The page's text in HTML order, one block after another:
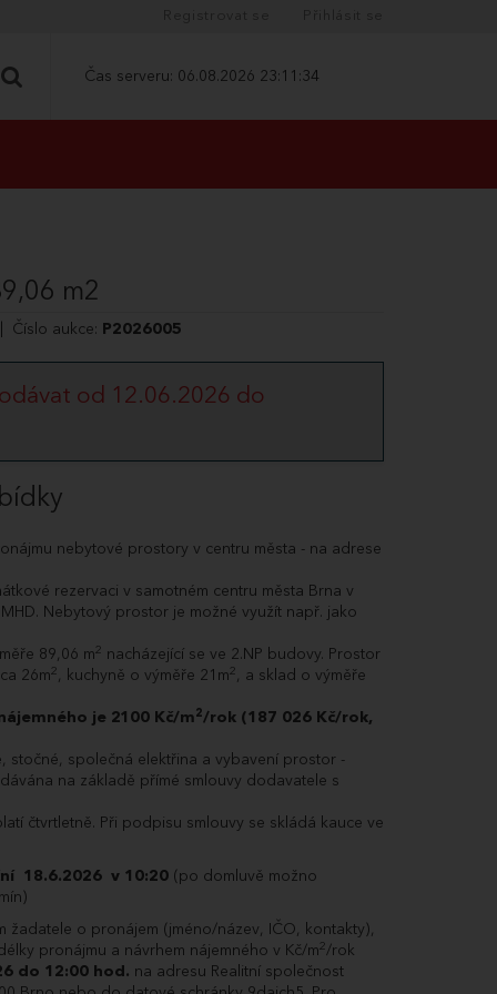
Čas serveru: 06.08.2026 23:11:35
m2
| Číslo aukce: P2026005
od 12.06.2026 do
nebytové prostory v centru města - na adrese
rezervaci v samotném centru města Brna v
Nebytový prostor je možné využít např. jako
89,06 m2 nacházející se ve 2.NP budovy. Prostor
26m2, kuchyně o výměře 21m2, a sklad o výměře
je 2100 Kč/m2/rok (187 026 Kč/rok,
stočné, společná elektřina a vybavení prostor -
na základě přímé smlouvy dodavatele s
čtvrtletně. Při podpisu smlouvy se skládá kauce ve
18.6.2026 v 10:20 (po domluvě možno
žadatele o pronájem (jméno/název, IČO, kontakty),
pronájmu a návrhem nájemného v Kč/m2/rok
do 12:00 hod. na adresu Realitní společnost